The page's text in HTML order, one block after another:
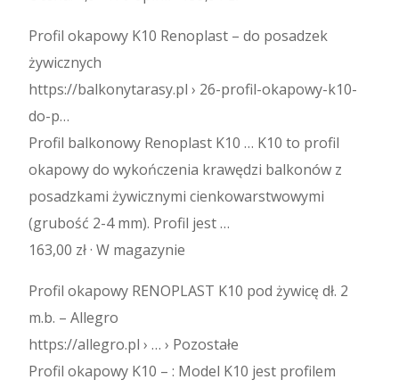
Profil okapowy K10 Renoplast – do posadzek
żywicznych
https://balkonytarasy.pl › 26-profil-okapowy-k10-
do-p…
Profil balkonowy Renoplast K10 … K10 to profil
okapowy do wykończenia krawędzi balkonów z
posadzkami żywicznymi cienkowarstwowymi
(grubość 2-4 mm). Profil jest …
163,00 zł · ‎W magazynie
Profil okapowy RENOPLAST K10 pod żywicę dł. 2
m.b. – Allegro
https://allegro.pl › … › Pozostałe
Profil okapowy K10 – : Model K10 jest profilem